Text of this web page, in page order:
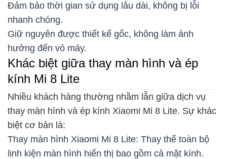
Đảm bảo thời gian sử dụng lâu dài, không bị lỗi
nhanh chóng.
Giữ nguyên được thiết kế gốc, không làm ảnh
hưởng đến vỏ máy.
Khác biệt giữa thay màn hình và ép
kính Mi 8 Lite
Nhiều khách hàng thường nhầm lẫn giữa dịch vụ
thay màn hình và ép kính Xiaomi Mi 8 Lite. Sự khác
biệt cơ bản là:
Thay màn hình Xiaomi Mi 8 Lite: Thay thế toàn bộ
linh kiện màn hình hiển thị bao gồm cả mặt kính.